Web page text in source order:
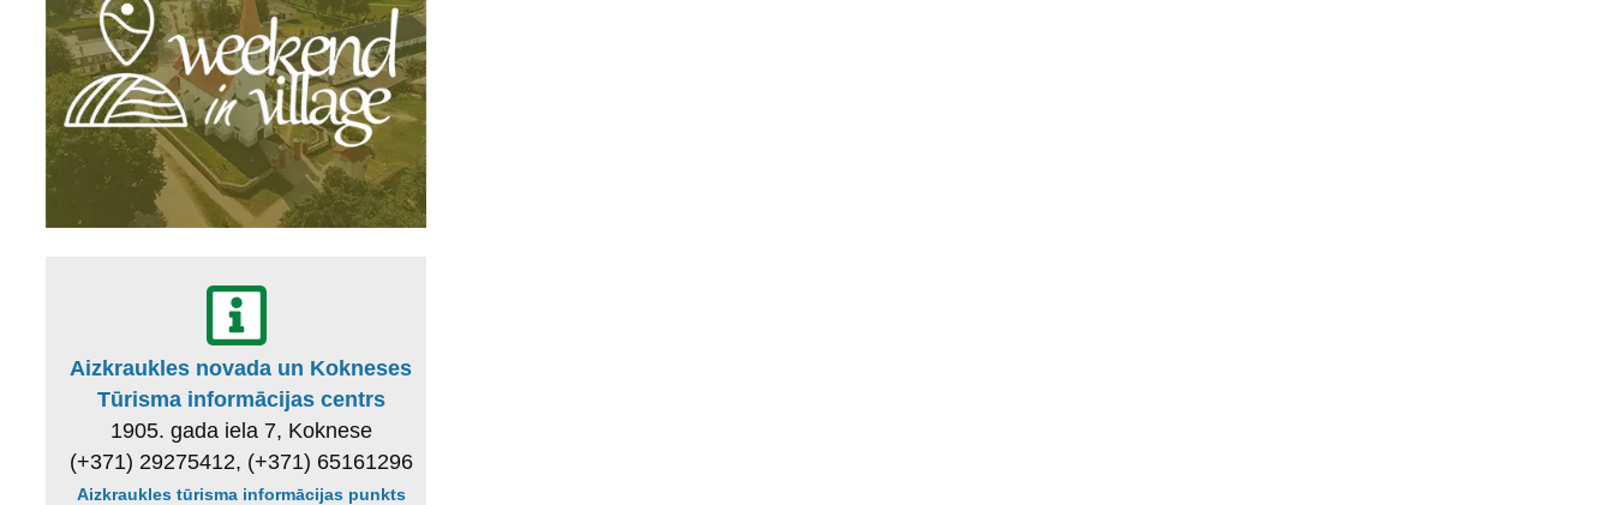
Aizkraukles novada un Kokneses
Tūrisma informācijas centrs
1905. gada iela 7, Koknese
(+371) 29275412, (+371) 65161296
Aizkraukles tūrisma informācijas punkts